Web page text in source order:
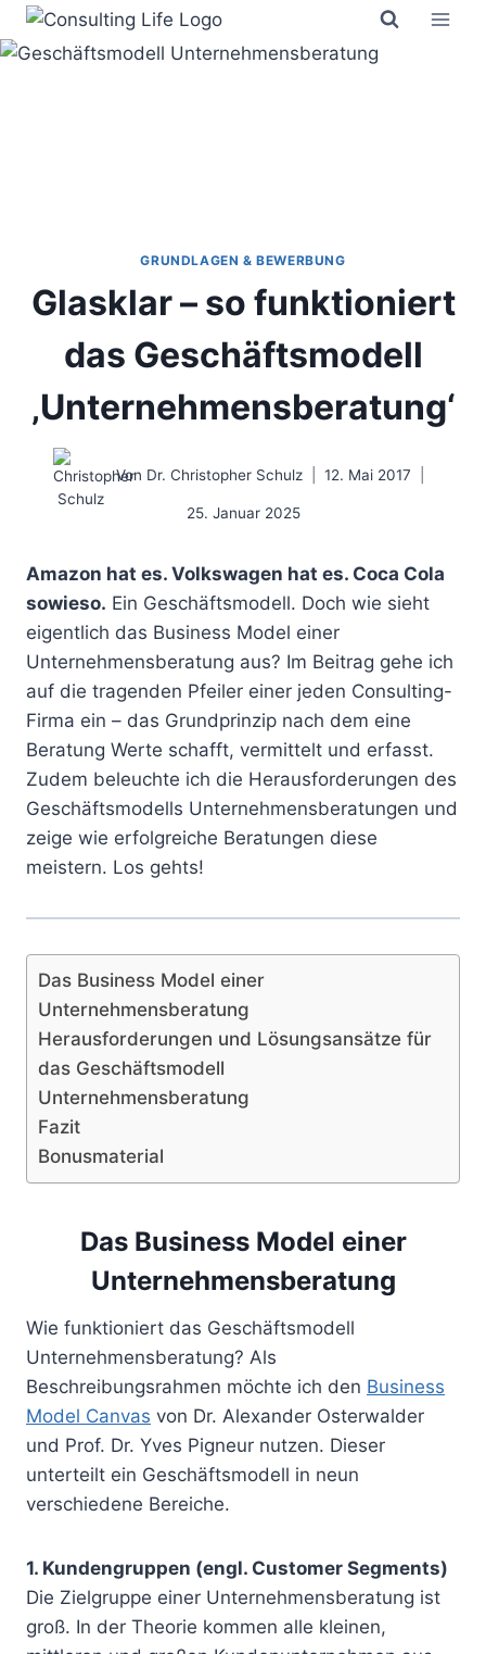
Zum
Inhalt
GRUNDLAGEN & BEWERBUNG
Glasklar – so funktioniert
das Geschäftsmodell
‚Unternehmensberatung‘
Von Dr. Christopher Schulz 12. Mai 2017
25. Januar 2025
Amazon hat es. Volkswagen hat es. Coca Cola
sowieso. Ein Geschäftsmodell. Doch wie sieht
eigentlich das Business Model einer
Unternehmensberatung aus? Im Beitrag gehe ich
auf die tragenden Pfeiler einer jeden Consulting-
Firma ein – das Grundprinzip nach dem eine
Beratung Werte schafft, vermittelt und erfasst.
Zudem beleuchte ich die Herausforderungen des
Geschäftsmodells Unternehmensberatungen und
zeige wie erfolgreiche Beratungen diese
meistern. Los gehts!
Das Business Model einer
Unternehmensberatung
Herausforderungen und Lösungsansätze für
das Geschäftsmodell
Unternehmensberatung
Fazit
Bonusmaterial
Das Business Model einer
Unternehmensberatung
Wie funktioniert das Geschäftsmodell
Unternehmensberatung? Als
Beschreibungsrahmen möchte ich den Business
Model Canvas von Dr. Alexander Osterwalder
und Prof. Dr. Yves Pigneur nutzen. Dieser
unterteilt ein Geschäftsmodell in neun
verschiedene Bereiche.
1. Kundengruppen (engl. Customer Segments)
Die Zielgruppe einer Unternehmensberatung ist
groß. In der Theorie kommen alle kleinen,